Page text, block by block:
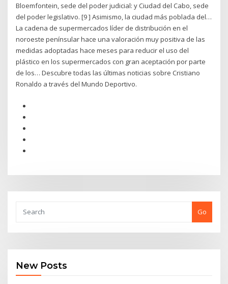
Bloemfontein, sede del poder judicial: y Ciudad del Cabo, sede
del poder legislativo. [9 ] Asimismo, la ciudad más poblada del…
La cadena de supermercados líder de distribución en el
noroeste penínsular hace una valoración muy positiva de las
medidas adoptadas hace meses para reducir el uso del
plástico en los supermercados con gran aceptación por parte
de los… Descubre todas las últimas noticias sobre Cristiano
Ronaldo a través del Mundo Deportivo.
Go
New Posts